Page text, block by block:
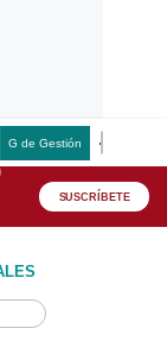
G de Gestión
SUSCRÍBETE